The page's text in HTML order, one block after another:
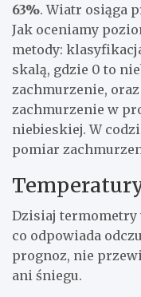
63%. Wiatr osiąga
Jak oceniamy
metody:
skalą, gdzie 0 to
zachmurzenie,
zachmurzenie w
niebieskiej. W
pomiar
Dzisiaj termometry
co odpowiada
prognoz, nie
ani śniegu.